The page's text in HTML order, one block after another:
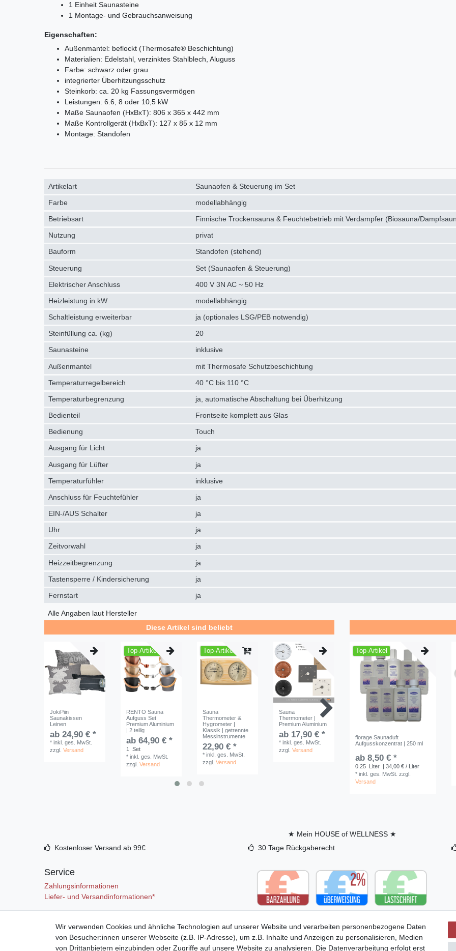
1 Einheit Saunasteine
1 Montage- und Gebrauchsanweisung
Eigenschaften:
Außenmantel: beflockt (Thermosafe® Beschichtung)
Materialien: Edelstahl, verzinktes Stahlblech, Aluguss
Farbe: schwarz oder grau
integrierter Überhitzungsschutz
Steinkorb: ca. 20 kg Fassungsvermögen
Leistungen: 6.6, 8 oder 10,5 kW
Maße Saunaofen (HxBxT): 806 x 365 x 442 mm
Maße Kontrollgerät (HxBxT): 127 x 85 x 12 mm
Montage: Standofen
Artikelart Saunaofen & Steuerung im Set
Farbe modellabhängig
Betriebsart Finnische Trockensauna & Feuchtebetrieb mit Verdampfer (Biosauna/
Nutzung privat
Bauform Standofen (stehend)
Steuerung Set (Saunaofen & Steuerung)
Elektrischer Anschluss 400 V 3N AC ~ 50 Hz
Heizleistung in kW modellabhängig
Schaltleistung erweiterbar ja (optionales LSG/PEB notwendig)
Steinfüllung ca. (kg) 20
Saunasteine inklusive
Außenmantel mit Thermosafe Schutzbeschichtung
Temperaturregelbereich 40 °C bis 110 °C
Temperaturbegrenzung ja, automatische Abschaltung bei Überhitzung
Bedienteil Frontseite komplett aus Glas
Bedienung Touch
Ausgang für Licht ja
Ausgang für Lüfter ja
Temperaturfühler inklusive
Anschluss für Feuchtefühler ja
EIN-/AUS Schalter ja
Uhr ja
Zeitvorwahl ja
Heizzeitbegrenzung ja
Tastensperre / Kindersicherung ja
Fernstart ja
Alle Angaben laut Hersteller
Diese Artikel sind beliebt
JokiPiin
Saunakissen
Leinen
ab 24,90 € *
*inkl. ges. MwSt.
zzgl.Versand
Top-Artikel
RENTO Sauna
Aufguss Set
Premium Aluminium
| 2 teilig
ab 64,90 € *
1
Set
*inkl. ges. MwSt.
zzgl.Versand
Top-Artikel
Sauna
Thermometer &
Hygrometer |
Klassik | getrennte
Messinstrumente
22,90 € *
*inkl. ges. MwSt.
zzgl.Versand
Sauna
Thermometer |
Premium Aluminium
ab 17,90 € *
*inkl. ges. MwSt.
zzgl.Versand
Saunakissen groß
*inkl. ges. MwSt.
zzgl.
Top-Artikel
florage Saunaduft
Aufgusskonzentrat | 250 ml
ab 8,50 € *
0.25 Liter | 34,00 € / Liter
*inkl. ges. MwSt. zzgl.
Versand
★ Mein HOUSE of WELLNESS ★
Kostenloser Versand ab 99€
30 Tage Rückgaberecht
Service
Zahlungsinformationen
Liefer- und Versandinformationen*
Mein Konto
Registrieren
Anmelden (Login)
Wir verwenden Cookies und ähnliche Technologien auf unserer Website und verarbeiten personenbezogene Daten
von Besucher:innen unserer Webseite (z.B. IP-Adresse), um z.B. Inhalte und Anzeigen zu personalisieren, Medien
von Drittanbietern einzubinden oder Zugriffe auf unsere Website zu analysieren. Die Datenverarbeitung erfolgt erst